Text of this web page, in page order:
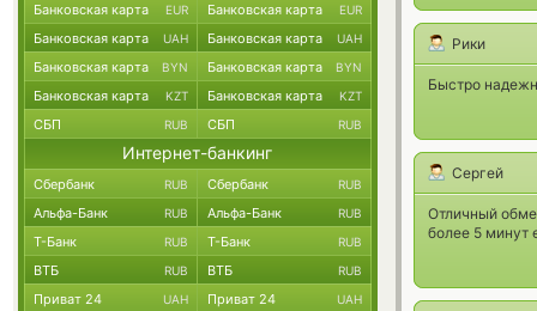
Рики
Быстро
Сергей
Отличный
более 5 минут
Банковская карта EUR Банковская карта EUR
Банковская карта UAH Банковская карта UAH
Банковская карта BYN Банковская карта BYN
Банковская карта KZT Банковская карта KZT
СБП RUB СБП RUB
Интернет-банкинг
Сбербанк RUB Сбербанк RUB
Альфа-Банк RUB Альфа-Банк RUB
Т-Банк RUB Т-Банк RUB
ВТБ RUB ВТБ RUB
Приват 24 UAH Приват 24 UAH